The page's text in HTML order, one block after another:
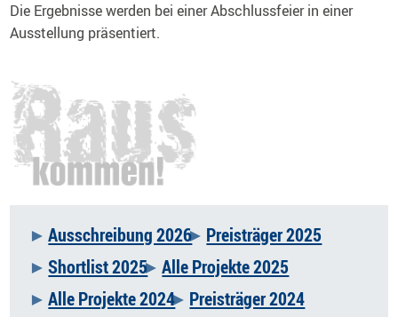
Die Ergebnisse werden bei einer Abschlussfeier in einer
Ausstellung präsentiert.
Navigation
überspringen
Ausschreibung 2026
Preisträger 2025
Shortlist 2025 Alle Projekte 2025
Alle Projekte 2024
Preisträger 2024